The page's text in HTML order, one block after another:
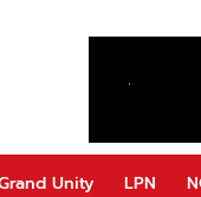
Unity LPN